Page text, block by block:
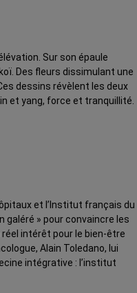
Sur son épaule
Des fleurs dissimulant une
dessins révèlent les deux
et yang, force et tranquillité.
et l’Institut français du
galéré » pour convaincre les
intérêt pour le bien-être
Alain Toledano, lui
intégrative : l’institut